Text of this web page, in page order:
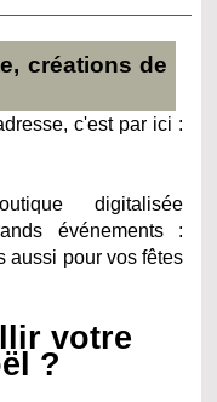
créations de
c'est par ici :
digitalisée
événements :
aussi pour vos fêtes
votre
?